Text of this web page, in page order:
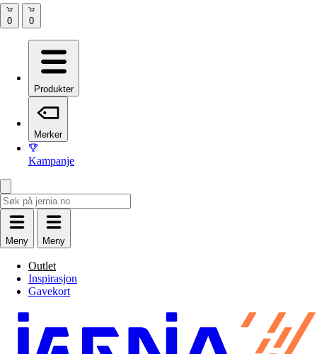
Produkter
Merker
Kampanje
Meny Meny
Outlet
Inspirasjon
Gavekort